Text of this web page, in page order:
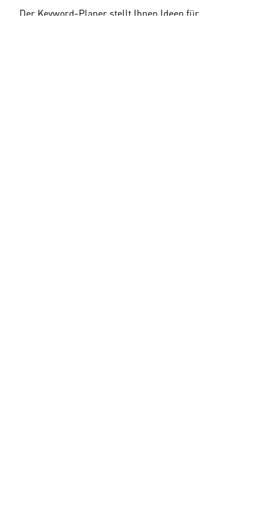
Der Keyword-Planer stellt Ihnen Ideen für